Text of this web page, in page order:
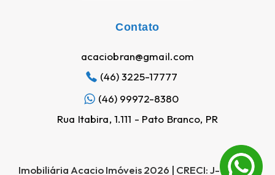
Ao utilizar este site, você concorda com nossapolítica de cookies e
Aceitar e fechar
WhatsApp
Contato
acaciobran@gmail.com
(46) 3225-17777
(46) 99972-8380
Rua Itabira, 1.111 - Pato Branco, PR
Imobiliária Acacio Imóveis 2026 | CRECI: J-05566 |